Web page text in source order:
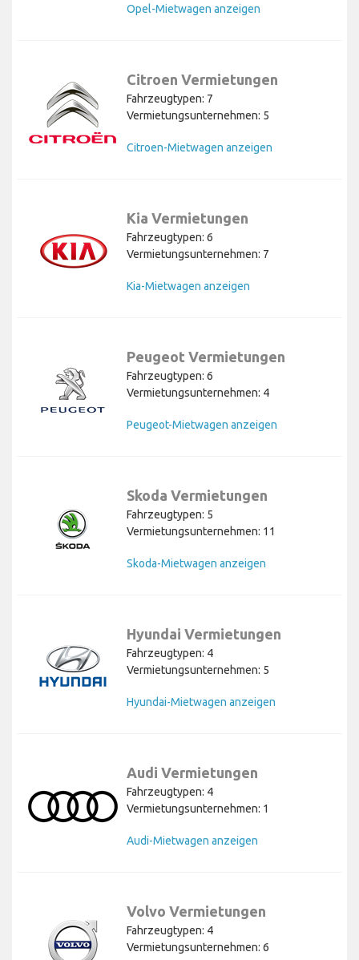
Opel-Mietwagen anzeigen
Citroen Vermietungen
Fahrzeugtypen: 7
Vermietungsunternehmen: 5
Citroen-Mietwagen anzeigen
Kia Vermietungen
Fahrzeugtypen: 6
Vermietungsunternehmen: 7
Kia-Mietwagen anzeigen
Peugeot Vermietungen
Fahrzeugtypen: 6
Vermietungsunternehmen: 4
Peugeot-Mietwagen anzeigen
Skoda Vermietungen
Fahrzeugtypen: 5
Vermietungsunternehmen: 11
Skoda-Mietwagen anzeigen
Hyundai Vermietungen
Fahrzeugtypen: 4
Vermietungsunternehmen: 5
Hyundai-Mietwagen anzeigen
Audi Vermietungen
Fahrzeugtypen: 4
Vermietungsunternehmen: 1
Audi-Mietwagen anzeigen
Volvo Vermietungen
Fahrzeugtypen: 4
Vermietungsunternehmen: 6